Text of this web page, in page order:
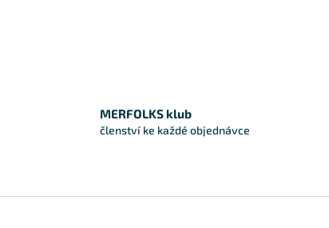
MERFOLKS klub
členství ke každé objednávce